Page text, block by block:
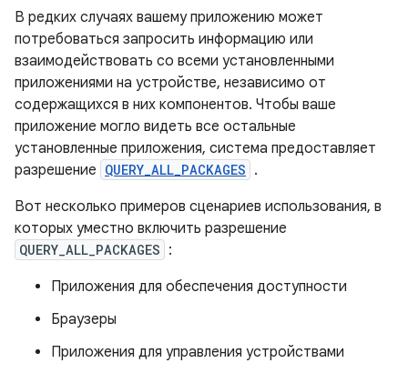
В редких случаях вашему приложению может
потребоваться запросить информацию или
взаимодействовать со всеми установленными
приложениями на устройстве, независимо от
содержащихся в них компонентов. Чтобы ваше
приложение могло видеть все остальные
установленные приложения, система предоставляет
разрешение QUERY_ALL_PACKAGES .
Вот несколько примеров сценариев использования, в
которых уместно включить разрешение
QUERY_ALL_PACKAGES :
Приложения для обеспечения доступности
Браузеры
Приложения для управления устройствами